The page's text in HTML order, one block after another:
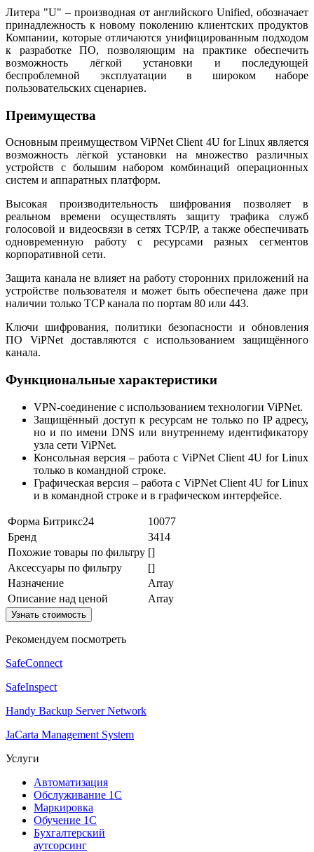
Литера "U" – производная от английского Unified, обозначает
принадлежность к новому поколению клиентских продуктов
Компании, которые отличаются унифицированным подходом
к разработке ПО, позволяющим на практике обеспечить
возможность лёгкой установки и последующей
беспроблемной эксплуатации в широком наборе
пользовательских сценариев.
Преимущества
Основным преимуществом ViPNet Client 4U for Linux является
возможность лёгкой установки на множество различных
устройств с большим набором комбинаций операционных
систем и аппаратных платформ.
Высокая производительность шифрования позволяет в
реальном времени осуществлять защиту трафика служб
голосовой и видеосвязи в сетях TCP/IP, а также обеспечивать
одновременную работу с ресурсами разных сегментов
корпоративной сети.
Защита канала не влияет на работу сторонних приложений на
устройстве пользователя и может быть обеспечена даже при
наличии только TCP канала по портам 80 или 443.
Ключи шифрования, политики безопасности и обновления
ПО ViPNet доставляются с использованием защищённого
канала.
Функциональные характеристики
VPN-соединение с использованием технологии ViPNet.
Защищённый доступ к ресурсам не только по IP адресу,
но и по имени DNS или внутреннему идентификатору
узла сети ViPNet.
Консольная версия – работа с ViPNet Client 4U for Linux
только в командной строке.
Графическая версия – работа с ViPNet Client 4U for Linux
и в командной строке и в графическом интерфейсе.
Форма Битрикс24
10077
Бренд
3414
Похожие товары по фильтру []
Аксессуары по фильтру
[]
Назначение
Array
Описание над ценой
Array
Узнать стоимость
Рекомендуем посмотреть
SafeConnect
SafeInspect
Handy Backup Server Network
JaCarta Management System
Услуги
Автоматизация
Обслуживание 1С
Маркировка
Обучение 1С
Бухгалтерский
аутсорсинг